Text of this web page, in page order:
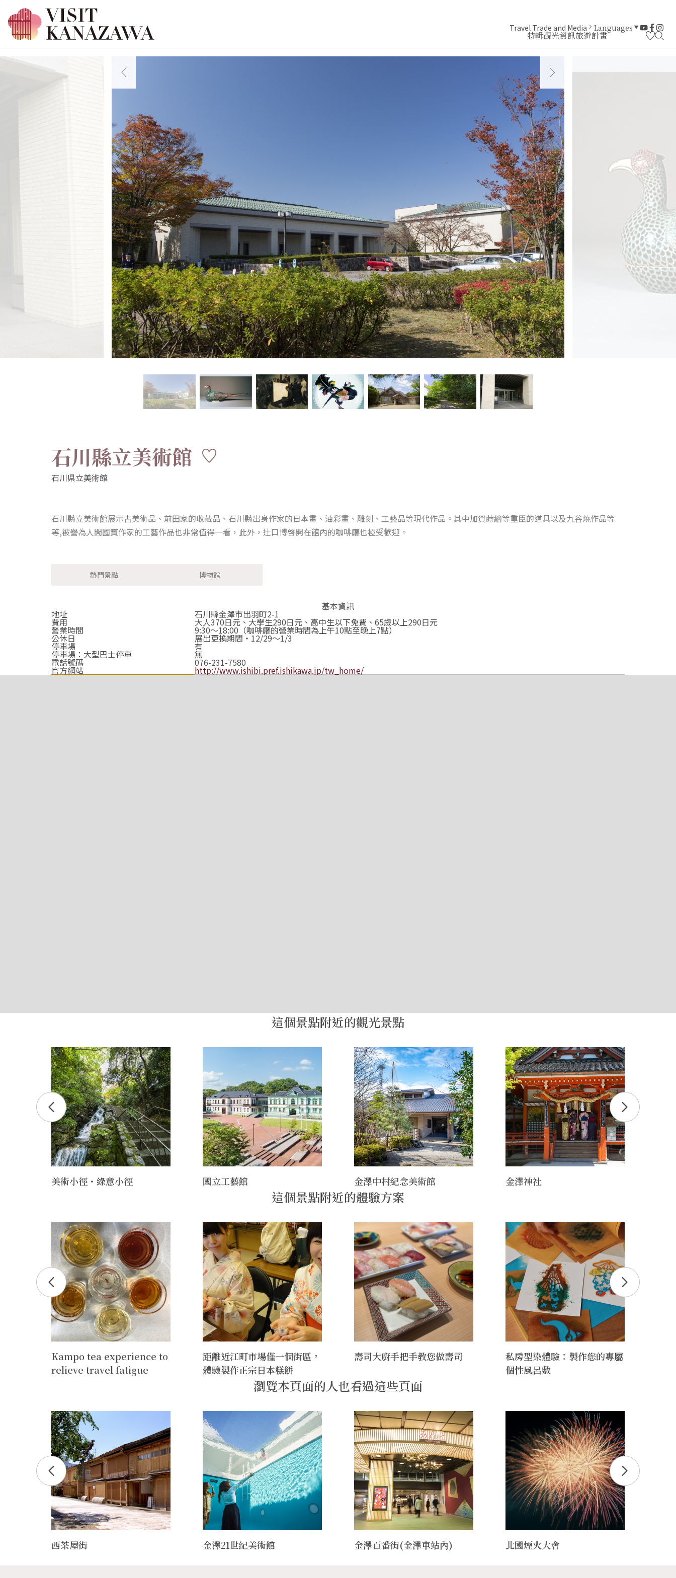
特輯觀光資訊旅遊計畫
Travel Trade and Media Languages
石川縣立美術館
石川縣立美術館展示古美術品、前田家的收藏品、石川縣出身作家的日本畫、油彩畫、雕刻、工藝品等現代作品。其中加賀蒔繪等重臣的道具以及九谷燒作品等
等,被譽為人間國寶作家的工藝作品也非常值得一看，此外，辻口博啓開在館內的咖啡廳也極受歡迎。
熱門景點 博物館
基本資訊
地址 石川縣金澤市出羽町2-1
費用 大人370日元、大學生290日元、高中生以下免費、65歲以上290日元
營業時間 9:30～18:00（咖啡廳的營業時間為上午10點至晚上7點）
公休日 展出更換期間・12/29～1/3
停車場 有
停車場：大型巴士停車 無
電話號碼 076-231-7580
官方網站 http://www.ishibi.pref.ishikawa.jp/tw_home/
這個景點附近的觀光景點
美術小徑・綠意小徑 國立工藝館 金澤中村紀念美術館 金澤神社
這個景點附近的體驗方案
Kampo tea experience to
relieve travel fatigue
距離近江町市場僅一個街區，
體驗製作正宗日本糕餅
壽司大廚手把手教您做壽司
私房型染體驗：製作您的專屬
個性風呂敷
瀏覽本頁面的人也看過這些頁面
西茶屋街 金澤21世紀美術館 金澤百番街(金澤車站內) 北國煙火大會